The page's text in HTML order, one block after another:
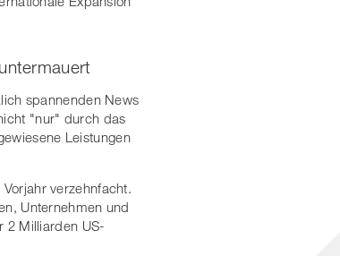
spannenden News
"nur" durch das
Leistungen
verzehnfacht.
Unternehmen und
2 Milliarden US-